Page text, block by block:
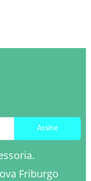
Assine
Friburgo